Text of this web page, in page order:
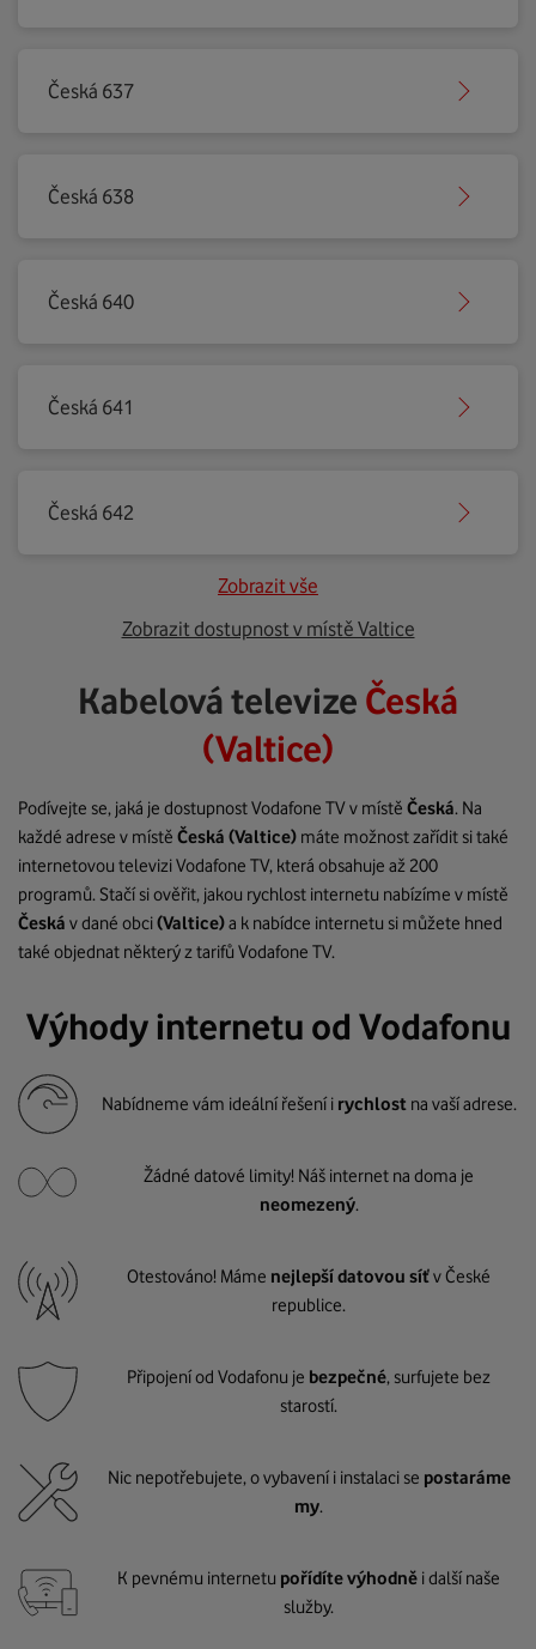
Česká 637
Česká 638
Česká 640
Česká 641
Česká 642
Zobrazit vše
Zobrazit dostupnost v místě Valtice
Kabelová televize Česká
(Valtice)
Podívejte se, jaká je dostupnost Vodafone TV v místě Česká. Na
každé adrese v místě Česká (Valtice) máte možnost zařídit si také
internetovou televizi Vodafone TV, která obsahuje až 200
programů. Stačí si ověřit, jakou rychlost internetu nabízíme v místě
Česká v dané obci(Valtice)a k nabídce internetu si můžete hned
také objednat některý z tarifů Vodafone TV.
Výhody internetu od Vodafonu
Nabídneme vám ideální řešení i rychlost na vaší adrese.
Žádné datové limity! Náš internet na doma je
neomezený.
Otestováno! Máme nejlepší datovou síťv České
republice.
Připojení od Vodafonu je bezpečné, surfujete bez
starostí.
Nic nepotřebujete, o vybavení i instalaci se postaráme
my.
K pevnému internetu pořídíte výhodně i další naše
služby.